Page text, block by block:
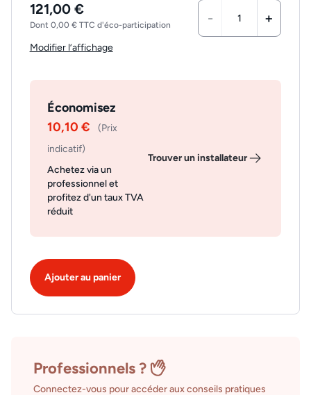
121,00 €
Dont 0,00 € TTC d'éco-participation - +
Modifier l’affichage
Économisez
10,10 €
(Prix
indicatif)
Achetez via un
professionnel et
profitez d'un taux TVA
réduit
Trouver un installateur
Ajouter au panier
Professionnels ?
Connectez-vous pour accéder aux conseils pratiques